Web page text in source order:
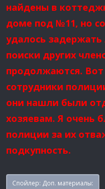
найдены в
доме под №11, но
удалось
поиски других
продолжаются.
сотрудники
они нашли были
хозяевам. Я очень
полиции за их
подкупность.
Спойлер: Доп. материалы: